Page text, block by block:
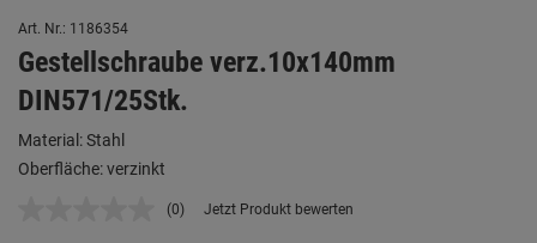
Art. Nr.: 1186354
Gestellschraube verz.10x140mm
DIN571/25Stk.
Material: Stahl
Oberfläche: verzinkt
Kein
(0) Jetzt Produkt bewerten